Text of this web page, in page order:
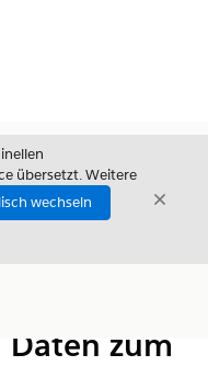
übersetzt. Weitere
wechseln
zum